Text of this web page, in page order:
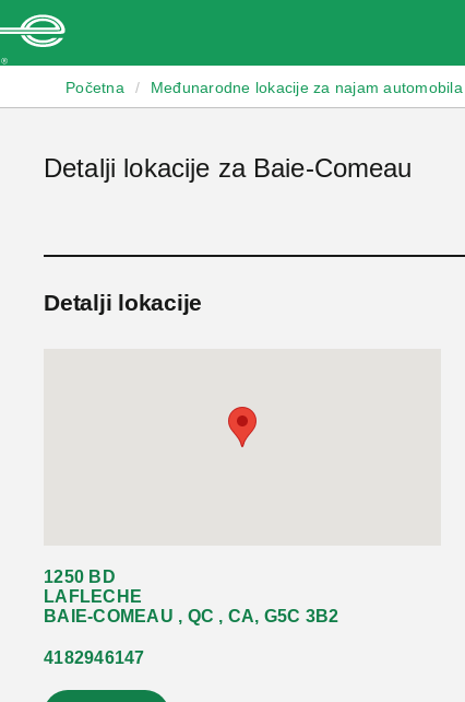
Početna / Međunarodne lokacije za najam automobila
Detalji lokacije za Baie-Comeau
Detalji lokacije
1250 BD
LAFLECHE
BAIE-COMEAU , QC , CA, G5C 3B2
4182946147